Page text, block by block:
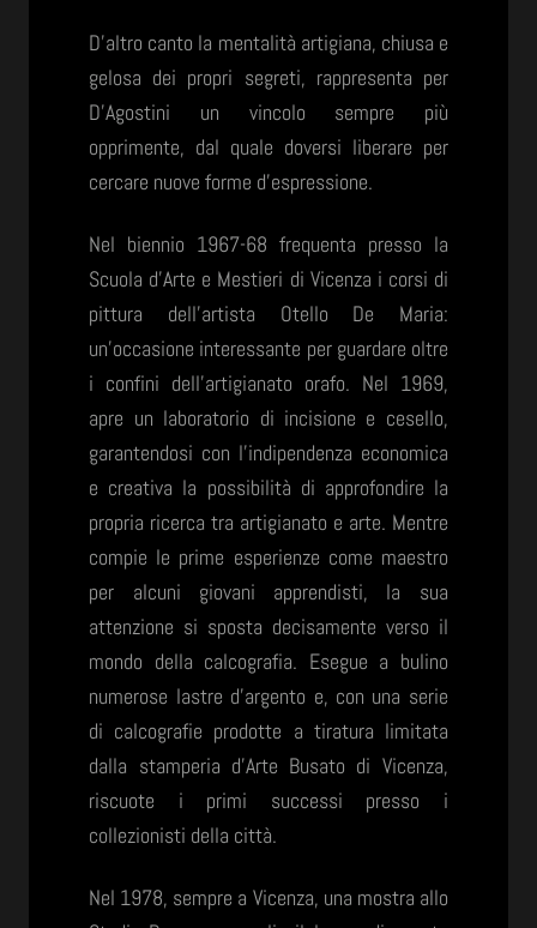
D’altro canto la mentalità artigiana, chiusa e
gelosa dei propri segreti, rappresenta per
D’Agostini un vincolo sempre più
opprimente, dal quale doversi liberare per
cercare nuove forme d’espressione.
Nel biennio 1967-68 frequenta presso la
Scuola d’Arte e Mestieri di Vicenza i corsi di
pittura dell’artista Otello De Maria:
un’occasione interessante per guardare oltre
i confini dell’artigianato orafo. Nel 1969,
apre un laboratorio di incisione e cesello,
garantendosi con l’indipendenza economica
e creativa la possibilità di approfondire la
propria ricerca tra artigianato e arte. Mentre
compie le prime esperienze come maestro
per alcuni giovani apprendisti, la sua
attenzione si sposta decisamente verso il
mondo della calcografia. Esegue a bulino
numerose lastre d’argento e, con una serie
di calcografie prodotte a tiratura limitata
dalla stamperia d’Arte Busato di Vicenza,
riscuote i primi successi presso i
collezionisti della città.
Nel 1978, sempre a Vicenza, una mostra allo